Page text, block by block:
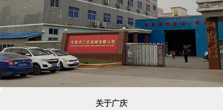
关于广庆